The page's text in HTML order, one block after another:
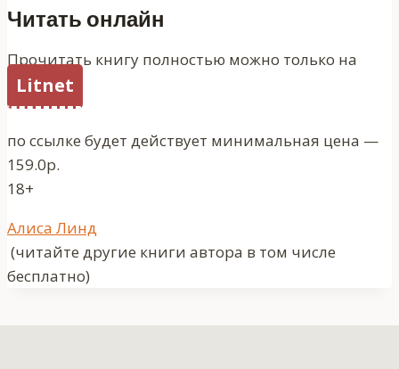
Читать онлайн
Прочитать книгу полностью можно только на
Litnet
по ссылке будет действует минимальная цена —
159.0р.
18+
Метки
записи:
Алиса Линд
(читайте другие книги автора в том числе
бесплатно)